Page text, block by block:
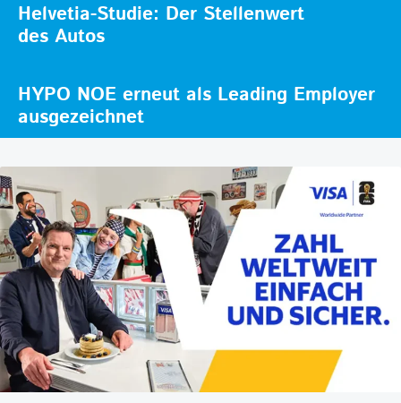
Helvetia-Studie: Der Stellenwert
des Autos
HYPO NOE erneut als Leading Employer
ausgezeichnet